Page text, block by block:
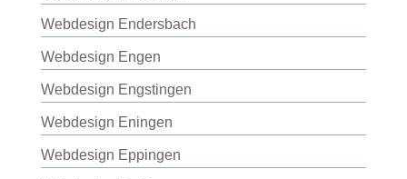
Webdesign Endersbach
Webdesign Engen
Webdesign Engstingen
Webdesign Eningen
Webdesign Eppingen